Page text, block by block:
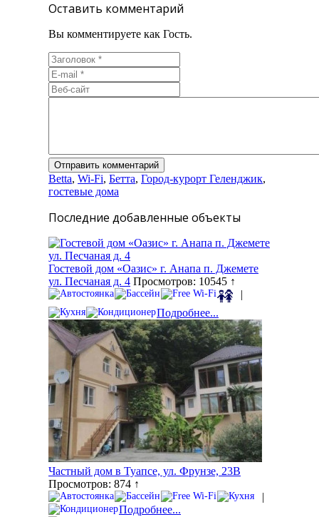
Оставить комментарий
Вы комментируете как Гость.
Betta, Wi-Fi, Бетта, Город-курорт Геленджик,
гостевые дома
Последние добавленные объекты
Гостевой дом «Оазис» г. Анапа п. Джемете
ул. Песчаная д. 4 Просмотров: 10545 ↑
|
Подробнее...
Частный дом в Туапсе, ул. Фрунзе, 23В
Просмотров: 874 ↑
|
Подробнее...